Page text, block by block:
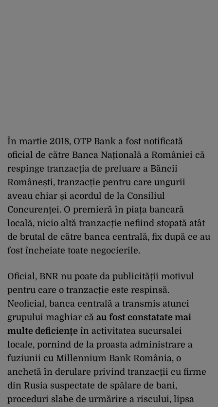
În martie 2018, OTP Bank a fost notificată
oficial de către Banca Națională a României că
respinge tranzacția de preluare a Băncii
Românești, tranzacție pentru care ungurii
aveau chiar și acordul de la Consiliul
Concurenței. O premieră în piața bancară
locală, nicio altă tranzacție nefiind stopată atât
de brutal de către banca centrală, fix după ce au
fost încheiate toate negocierile.
Oficial, BNR nu poate da publicității motivul
pentru care o tranzacție este respinsă.
Neoficial, banca centrală a transmis atunci
grupului maghiar că au fost constatate mai
multe deficiențe în activitatea sucursalei
locale, pornind de la proasta administrare a
fuziunii cu Millennium Bank România, o
anchetă în derulare privind tranzacții cu firme
din Rusia suspectate de spălare de bani,
proceduri slabe de urmărire a riscului, lipsa